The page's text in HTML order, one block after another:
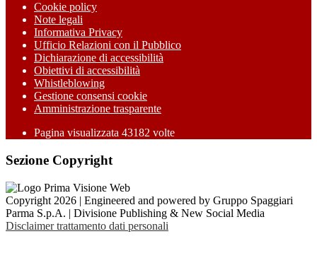
Cookie policy
Note legali
Informativa Privacy
Ufficio Relazioni con il Pubblico
Dichiarazione di accessibilità
Obiettivi di accessibilità
Whistleblowing
Gestione consensi cookie
Amministrazione trasparente
Pagina visualizzata 43182 volte
Sezione Copyright
Copyright 2026 | Engineered and powered by Gruppo Spaggiari
Parma S.p.A. | Divisione Publishing & New Social Media
Disclaimer trattamento dati personali